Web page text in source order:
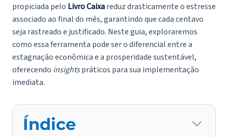
propiciada pelo Livro Caixareduz drasticamente o estresse
associado ao final do mês, garantindo que cada centavo
seja rastreado e justificado. Neste guia, exploraremos
como essa ferramenta pode ser o diferencial entre a
estagnação econômica e a prosperidade sustentável,
oferecendo insightspráticos para sua implementação
imediata.
Índice